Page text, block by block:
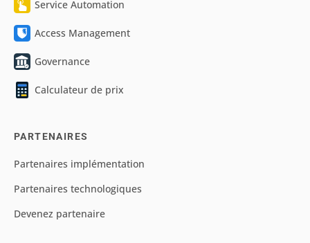
Service Automation
Access Management
Governance
Calculateur de prix
PARTENAIRES
Partenaires implémentation
Partenaires technologiques
Devenez partenaire